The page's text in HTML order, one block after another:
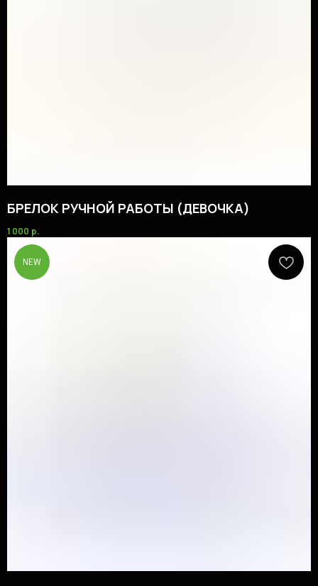
БРЕЛОК РУЧНОЙ РАБОТЫ (ДЕВОЧКА)
1 000 р.
NEW